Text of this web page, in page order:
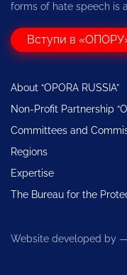
forms of hate speech is
Вступи в
About “OPORA RUSSIA”
Non-Profit Partnership
Committees and
Regions
Expertise
The Bureau for the
Website developed by —